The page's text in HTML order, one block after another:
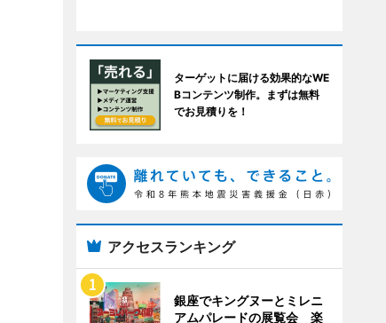
ターゲットに届ける効果的なWE
Bコンテンツ制作。まずは無料
でお見積りを！
アクセスランキング
銀座でキングヌーとミレニ
アムパレードの展覧会 楽